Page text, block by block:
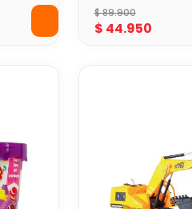
Story
$89.900
$ 44.950